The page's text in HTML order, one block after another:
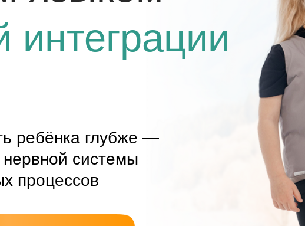
системы